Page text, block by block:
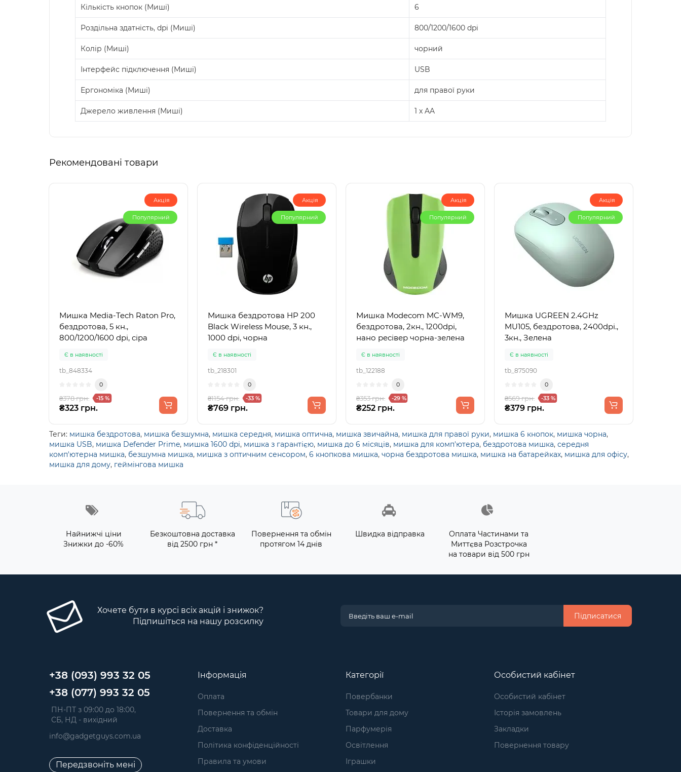
Кількість кнопок (Миші) 6
Роздільна здатність, dpi (Миші) 800/1200/1600 dpi
Колір (Миші) чорний
Інтерфейс підключення (Миші) USB
Ергономіка (Миші) для правої руки
Джерело живлення (Миші) 1 x AA
Рекомендовані товари
Акція
Популярний
Мишка Media-Tech Raton Pro,
бездротова, 5 кн.,
800/1200/1600 dpi, сіра
Є в наявності
tb_848334
0
₴378 грн. -15 %
₴323 грн.
Акція
Популярний
Мишка бездротова HP 200
Black Wireless Mouse, 3 кн.,
1000 dpi, чорна
Є в наявності
tb_218301
0
₴1154 грн. -33 %
₴769 грн.
Акція
Популярний
Мишка Modecom MC-WM9,
бездротова, 2кн., 1200dpi,
нано ресівер чорна-зелена
Є в наявності
tb_122188
0
₴353 грн. -29 %
₴252 грн.
Акція
Популярний
Мишка UGREEN 2.4GHz
MU105, бездротова, 2400dpi.,
3кн., Зелена
Є в наявності
tb_875090
0
₴569 грн. -33 %
₴379 грн.
Теги: мишка бездротова, мишка безшумна, мишка середня, мишка оптична, мишка звичайна, мишка для правої руки, мишка 6 кнопок, мишка чорна,
мишка USB, мишка Defender Prime, мишка 1600 dpi, мишка з гарантією, мишка до 6 місяців, мишка для комп'ютера, бездротова мишка, середня
комп'ютерна мишка, безшумна мишка, мишка з оптичним сенсором, 6 кнопкова мишка, чорна бездротова мишка, мишка на батарейках, мишка для офісу,
мишка для дому, геймінгова мишка
Найнижчі ціни
Знижки до -60%
Безкоштовна доставка
від 2500 грн *
Повернення та обмін
протягом 14 днів
Швидка відправка
Оплата Частинами та
Миттєва Розстрочка
на товари від 500 грн
Хочете бути в курсі всіх акцій і знижок?
Підпишіться на нашу розсилку
Підписатися
+38 (093) 993 32 05
+38 (077) 993 32 05
ПН-ПТ з 09:00 до 18:00,
СБ, НД - вихідний
info@gadgetguys.com.ua
Передзвоніть мені
Інформація
Оплата
Повернення та обмін
Доставка
Політика конфіденційності
Правила та умови
Категорії
Повербанки
Товари для дому
Парфумерія
Освітлення
Іграшки
Особистий кабінет
Особистий кабінет
Історія замовлень
Закладки
Повернення товару